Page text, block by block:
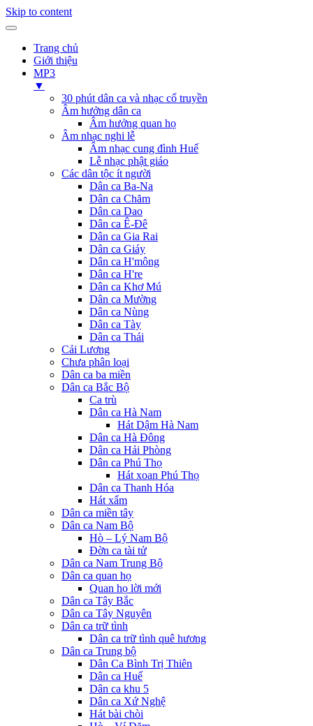
Skip to content
Trang chủ
Giới thiệu
MP3
▼
30 phút dân ca và nhạc cổ truyền
Âm hưởng dân ca
Âm hưởng quan họ
Âm nhạc nghi lễ
Âm nhạc cung đình Huế
Lễ nhạc phật giáo
Các dân tộc ít người
Dân ca Ba-Na
Dân ca Chăm
Dân ca Dao
Dân ca Ê-Đê
Dân ca Gia Rai
Dân ca Giáy
Dân ca H'mông
Dân ca H're
Dân ca Khơ Mú
Dân ca Mường
Dân ca Nùng
Dân ca Tày
Dân ca Thái
Cải Lương
Chưa phân loại
Dân ca ba miền
Dân ca Bắc Bộ
Ca trù
Dân ca Hà Nam
Hát Dậm Hà Nam
Dân ca Hà Đông
Dân ca Hải Phòng
Dân ca Phú Thọ
Hát xoan Phú Thọ
Dân ca Thanh Hóa
Hát xẩm
Dân ca miền tây
Dân ca Nam Bộ
Hò – Lý Nam Bộ
Đờn ca tài tử
Dân ca Nam Trung Bộ
Dân ca quan họ
Quan họ lời mới
Dân ca Tây Bắc
Dân ca Tây Nguyên
Dân ca trữ tình
Dân ca trữ tình quê hương
Dân ca Trung bộ
Dân Ca Bình Trị Thiên
Dân ca Huế
Dân ca khu 5
Dân ca Xứ Nghệ
Hát bài chòi